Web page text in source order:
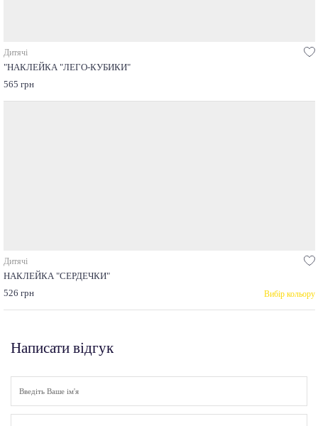
Дитячі
"НАКЛЕЙКА "ЛЕГО-КУБИКИ"
565 грн
Дитячі
НАКЛЕЙКА "СЕРДЕЧКИ"
526 грн
Вибір кольору
Написати відгук